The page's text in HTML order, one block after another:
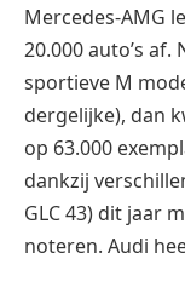
Mercedes-AMG
20.000 auto’s
sportieve M
dergelijke), dan
op 63.000
dankzij
GLC 43) dit jaar
noteren. Audi